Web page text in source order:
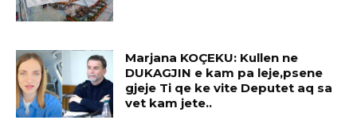
Marjana KOÇEKU: Kullen ne
DUKAGJIN e kam pa leje,psene
gjeje Ti qe ke vite Deputet aq sa
vet kam jete..